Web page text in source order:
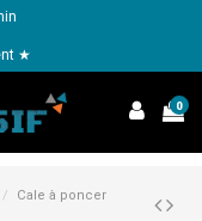
★
0
Cale à poncer